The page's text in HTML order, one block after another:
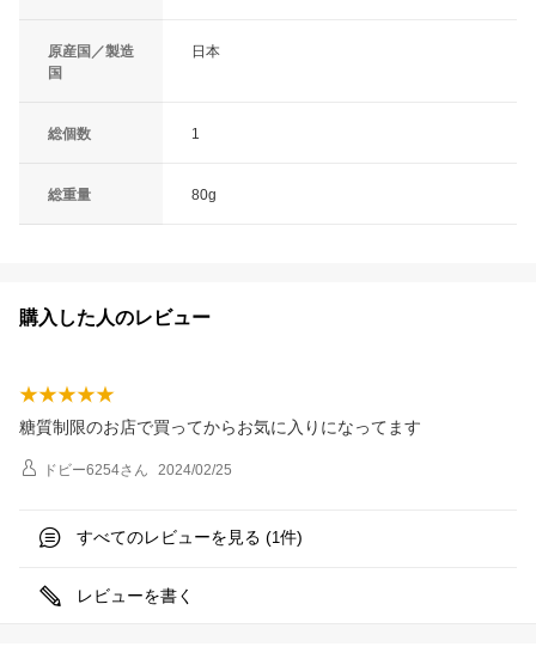
原産国／製造
国
日本
総個数 1
総重量 80g
購入した人のレビュー
糖質制限のお店で買ってからお気に入りになってます
ドビー6254さん 2024/02/25
すべてのレビューを見る (1件)
レビューを書く